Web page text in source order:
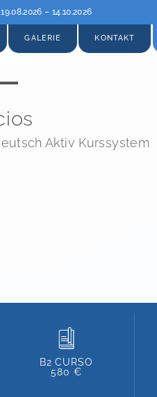
GALERIE KONTAKT
Aktiv Kurssystem
B2 CURSO
580 €
– 14.10.2026